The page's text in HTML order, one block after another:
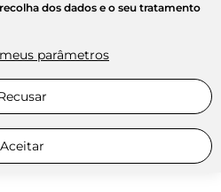
dos dados e o seu tratamento
parâmetros
Aceitar